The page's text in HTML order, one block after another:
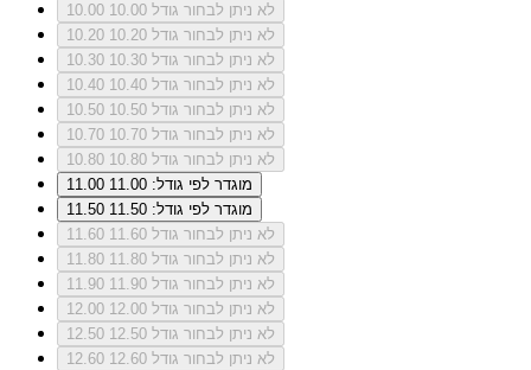
10.00
לא ניתן לבחור גודל 10.00
10.20
לא ניתן לבחור גודל 10.20
10.30
לא ניתן לבחור גודל 10.30
10.40
לא ניתן לבחור גודל 10.40
10.50
לא ניתן לבחור גודל 10.50
10.70
לא ניתן לבחור גודל 10.70
10.80
לא ניתן לבחור גודל 10.80
11.00
מוגדר לפי גודל: 11.00
11.50
מוגדר לפי גודל: 11.50
11.60
לא ניתן לבחור גודל 11.60
11.80
לא ניתן לבחור גודל 11.80
11.90
לא ניתן לבחור גודל 11.90
12.00
לא ניתן לבחור גודל 12.00
12.50
לא ניתן לבחור גודל 12.50
12.60
לא ניתן לבחור גודל 12.60